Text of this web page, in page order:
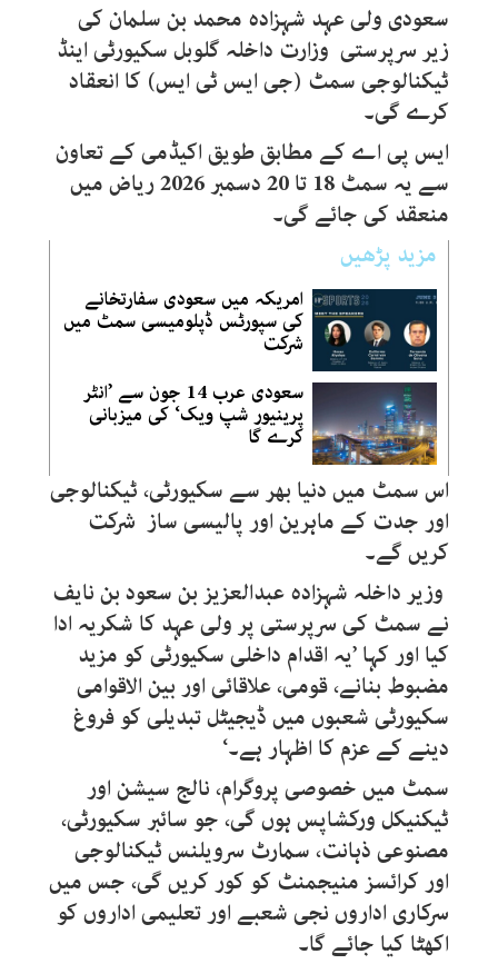
سعودی ولی عہد شہزادہ محمد بن سلمان کی
زیر سرپرستی وزارت داخلہ گلوبل سکیورٹی اینڈ
ٹیکنالوجی سمٹ (جی ایس ٹی ایس) کا انعقاد
کرے گی۔
ایس پی اے کے مطابق طویق اکیڈمی کے تعاون
سے یہ سمٹ 18 تا 20 دسمبر 2026 ریاض میں
منعقد کی جائے گی۔
مزید پڑھیں
امریکہ میں سعودی سفارتخانے
کی سپورٹس ڈپلومیسی سمٹ میں
شرکت
سعودی عرب 14 جون سے ’انٹر
پرینیور شپ ویک‘ کی میزبانی
کرے گا
اس سمٹ میں دنیا بھر سے سکیورٹی، ٹیکنالوجی
اور جدت کے ماہرین اور پالیسی ساز شرکت
کریں گے۔
وزیر داخلہ شہزادہ عبدالعزیز بن سعود بن نایف
نے سمٹ کی سرپرستی پر ولی عہد کا شکریہ ادا
کیا اور کہا ’یہ اقدام داخلی سکیورٹی کو مزید
مضبوط بنانے، قومی، علاقائی اور بین الاقوامی
سکیورٹی شعبوں میں ڈیجیٹل تبدیلی کو فروغ
دینے کے عزم کا اظہار ہے۔‘
سمٹ میں خصوصی پروگرام، نالج سیشن اور
ٹیکنیکل ورکشاپس ہوں گی، جو سائبر سکیورٹی،
مصنوعی ذہانت، سمارٹ سرویلنس ٹیکنالوجی
اور کرائسز منیجمنٹ کو کور کریں گی، جس میں
سرکاری اداروں نجی شعبے اور تعلیمی اداروں کو
اکھٹا کیا جائے گا۔